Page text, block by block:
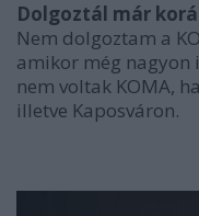
Dolgoztál már
Nem dolgoztam a
amikor még nagyon
nem voltak KOMA,
illetve Kaposváron.